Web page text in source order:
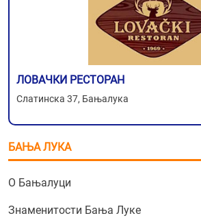
ЛОВАЧКИ РЕСТОРАН
Слатинска 37, Бањалука
БАЊА ЛУКА
О Бањалуци
Знаменитости Бања Луке